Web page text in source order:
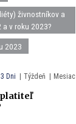
živnostníkov a
a v roku 2023?
2023
3 Dni Týždeň Mesiac
platiteľ